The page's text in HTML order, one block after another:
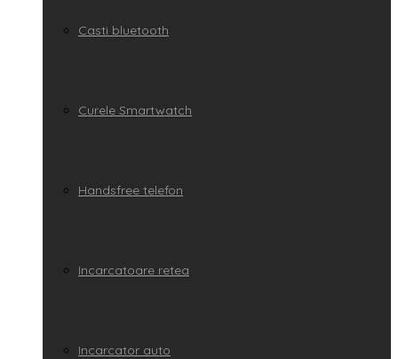
Casti bluetooth
Curele Smartwatch
Handsfree telefon
Incarcatoare retea
Incarcator auto